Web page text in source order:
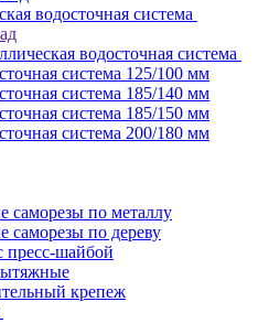
водосточная система
водосточная система
система 125/100 мм
система 185/140 мм
система 185/150 мм
система 200/180 мм
саморезы по металлу
саморезы по дереву
пресс-шайбой
крепеж